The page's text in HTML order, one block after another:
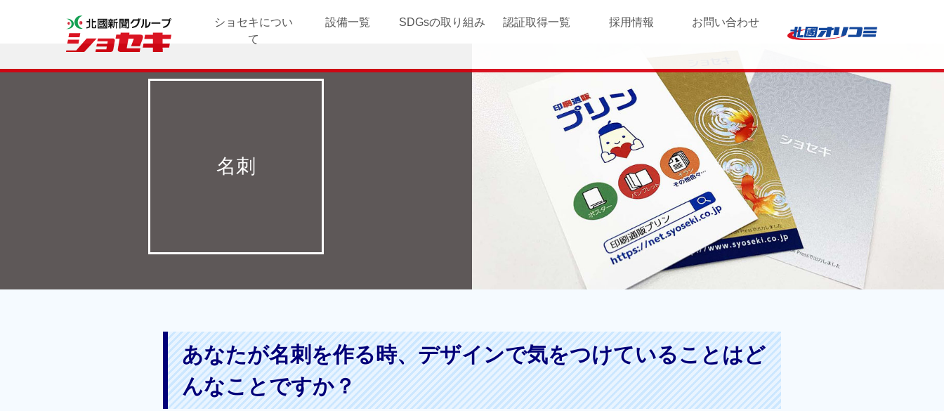
ショセキについ
て
設備一覧 SDGsの取り組み 認証取得一覧 採用情報 お問い合わせ
名刺
あなたが名刺を作る時、デザインで気をつけていることはど
んなことですか？